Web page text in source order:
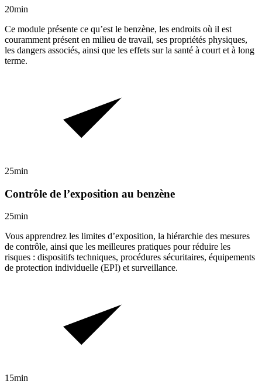
20min
Ce module présente ce qu’est le benzène, les endroits où il est
couramment présent en milieu de travail, ses propriétés physiques,
les dangers associés, ainsi que les effets sur la santé à court et à long
terme.
25min
Contrôle de l’exposition au benzène
25min
Vous apprendrez les limites d’exposition, la hiérarchie des mesures
de contrôle, ainsi que les meilleures pratiques pour réduire les
risques : dispositifs techniques, procédures sécuritaires, équipements
de protection individuelle (EPI) et surveillance.
15min